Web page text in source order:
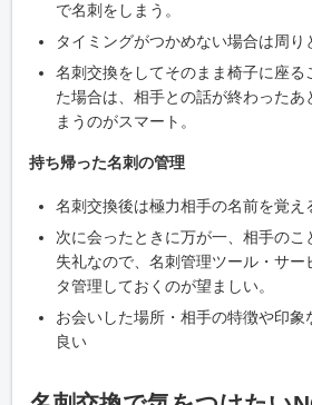
で名刺をしまう。
タイミングがつかめない場合は周り
名刺交換をしてそのまま椅子に座る
た場合は、相手との話が終わったあ
まうのがスマート。
持ち帰った名刺の管理
名刺交換後は極力相手の名前を覚え
次に会ったときに万が一、相手の
失礼なので、名刺管理ツール・サー
タ管理しておくのが望ましい。
お会いした場所・相手の特徴や印象
良い